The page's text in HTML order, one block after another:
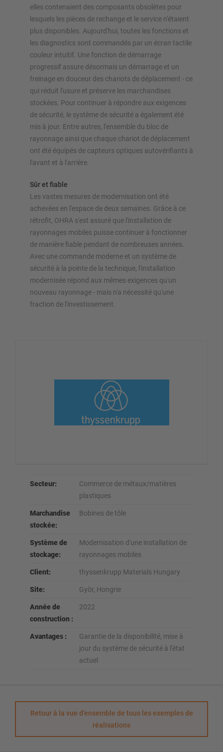
elles contenaient des composants obsolètes pour
lesquels les pièces de rechange et le service n'étaient
plus disponibles. Aujourd'hui, toutes les fonctions et
les diagnostics sont commandés par un écran tactile
couleur intuitif. Une fonction de démarrage
progressif assure désormais un démarrage et un
freinage en douceur des chariots de déplacement - ce
qui réduit l'usure et préserve les marchandises
stockées. Pour continuer à répondre aux exigences
de sécurité, le système de sécurité a également été
mis à jour. Entre autres, l'ensemble du bloc de
rayonnage ainsi que chaque chariot de déplacement
ont été équipés de capteurs optiques autovérifiants à
l'avant et à l'arrière.
Sûr et fiable
Les vastes mesures de modernisation ont été
achevées en l'espace de deux semaines. Grâce à ce
rétrofit, OHRA s'est assuré que l'installation de
rayonnages mobiles puisse continuer à fonctionner
de manière fiable pendant de nombreuses années.
Avec une commande moderne et un système de
sécurité à la pointe de la technique, l'installation
modernisée répond aux mêmes exigences qu'un
nouveau rayonnage - mais n'a nécessité qu'une
fraction de l'investissement.
Secteur:
Commerce de métaux/matières
plastiques
Marchandise
stockée:
Bobines de tôle
Système de
stockage:
Modernisation d'une installation de
rayonnages mobiles
Client: thyssenkrupp Materials Hungary
Site: Györ, Hongrie
Année de
construction :
2022
Avantages :
Garantie de la disponibilité, mise à
jour du système de sécurité à l'état
actuel
Retour à la vue d'ensemble de tous les exemples de
réalisations